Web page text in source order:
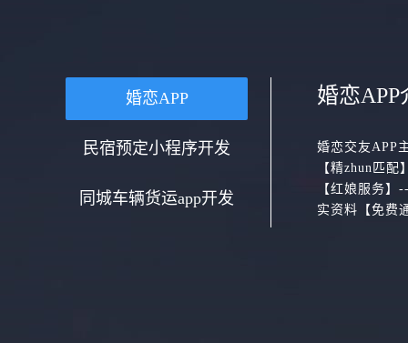
婚恋APP
民宿预定小程序开发
同城车辆货运app开发
婚恋APP
婚恋交友APP
【精zhun匹
【红娘服务
实资料【免费